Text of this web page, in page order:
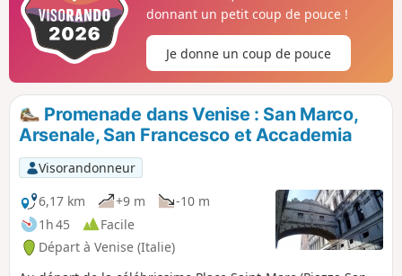
palais ou encore ses églises. Le calme y
règne malgré le tourisme et il y fait bon
s'attarder quelques instants à regarder
donnant un petit coup de pouce !
Je donne un coup de pouce
Promenade dans Venise : San Marco,
Arsenale, San Francesco et Accademia
Visorandonneur
6,17 km
+9 m
-10 m
1h 45
Facile
Départ à Venise (Italie)